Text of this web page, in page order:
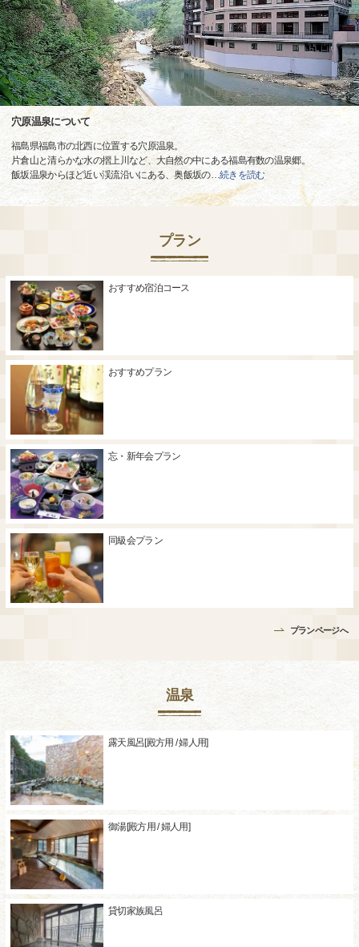
穴原温泉について
福島県福島市の北西に位置する穴原温泉。
片倉山と清らかな水の摺上川など、大自然の中にある福島有数の温泉郷。
飯坂温泉からほど近い渓流沿いにある、奥飯坂の…続きを読む
プラン
おすすめ宿泊コース
おすすめプラン
忘・新年会プラン
同級会プラン
プランページへ
温泉
露天風呂[殿方用 / 婦人用]
御湯[殿方用 / 婦人用]
貸切家族風呂